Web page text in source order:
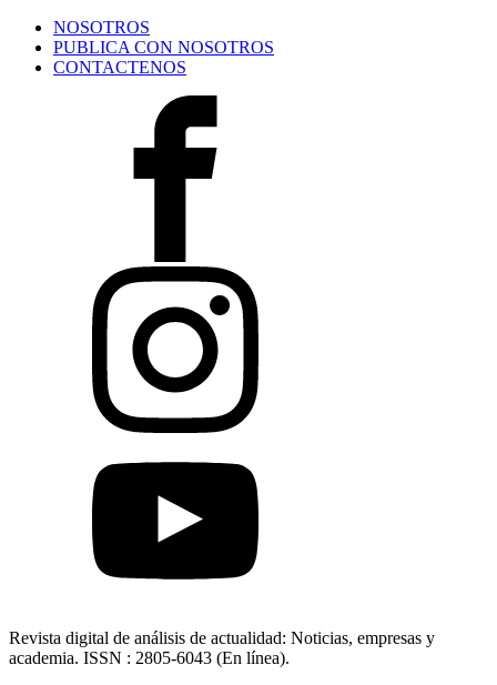
NOSOTROS
PUBLICA CON NOSOTROS
CONTACTENOS
Revista digital de análisis de actualidad: Noticias, empresas y
academia. ISSN : 2805-6043 (En línea).